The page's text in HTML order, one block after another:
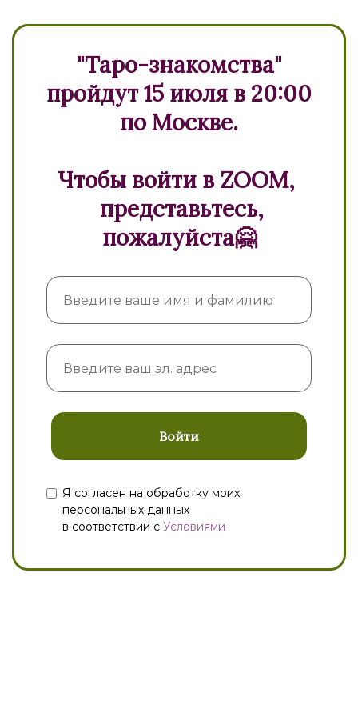
"Таро-знакомства"
пройдут 15 июля в 20:00
по Москве.
Чтобы войти в ZOOM,
представьтесь,
пожалуйста🤗
Войти
Я согласен на обработку моих
персональных данных
в соответствии с Условиями